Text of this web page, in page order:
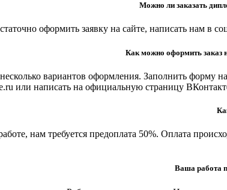
Можно ли заказать
оформить заявку на сайте, написать нам в
Как можно оформить заказ
вариантов оформления. Заполнить форму
или написать на официальную страницу
нам требуется предоплата 50%. Оплата
Ваша работа